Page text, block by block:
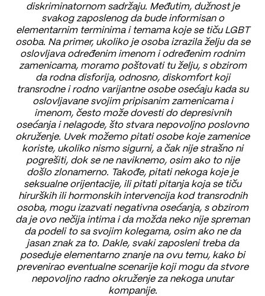
diskriminatornom sadržaju. Međutim, dužnost je
svakog zaposlenog da bude informisan o
elementarnim terminima i temama koje se tiču LGBT
osoba. Na primer, ukoliko je osoba izrazila želju da se
oslovljava određenim imenom i određenim rodnim
zamenicama, moramo poštovati tu želju, s obzirom
da rodna disforija, odnosno, diskomfort koji
transrodne i rodno varijantne osobe osećaju kada su
oslovljavane svojim pripisanim zamenicama i
imenom, često može dovesti do depresivnih
osećanja i nelagode, što stvara nepovoljno poslovno
okruženje. Uvek možemo pitati osobe koje zamenice
koriste, ukoliko nismo sigurni, a čak nije strašno ni
pogrešiti, dok se ne naviknemo, osim ako to nije
došlo zlonamerno. Takođe, pitati nekoga koje je
seksualne orijentacije, ili pitati pitanja koja se tiču
hirurških ili hormonskih intervencija kod transrodnih
osoba, mogu izazvati negativna osećanja, s obzirom
da je ovo nečija intima i da možda neko nije spreman
da podeli to sa svojim kolegama, osim ako ne da
jasan znak za to. Dakle, svaki zaposleni treba da
poseduje elementarno znanje na ovu temu, kako bi
prevenirao eventualne scenarije koji mogu da stvore
nepovoljno radno okruženje za nekoga unutar
kompanije.